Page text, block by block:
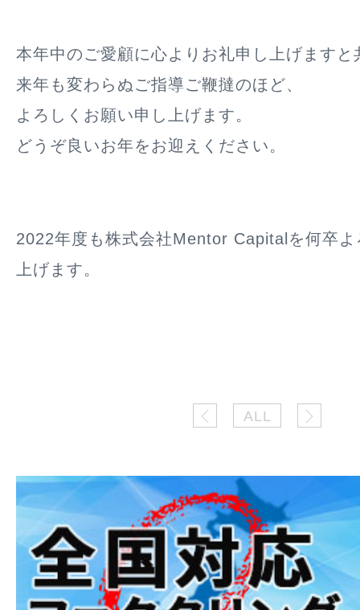
本年中のご愛顧に心よりお礼申し上げますと
来年も変わらぬご指導ご鞭撻のほど、
よろしくお願い申し上げます。
どうぞ良いお年をお迎えください。
2022年度も株式会社Mentor Capitalを何卒
上げます。
ALL